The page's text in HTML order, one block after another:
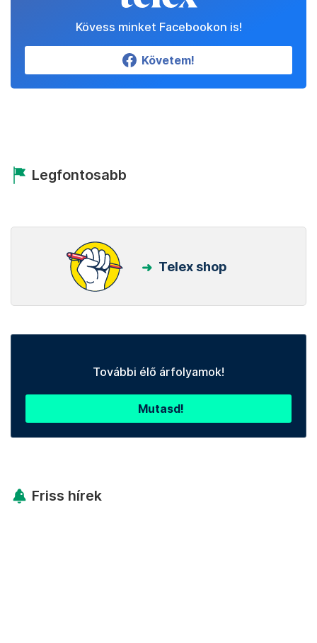
Kövess minket Facebookon is!
Követem!
Legfontosabb
Telex shop
További élő árfolyamok!
Mutasd!
Friss hírek